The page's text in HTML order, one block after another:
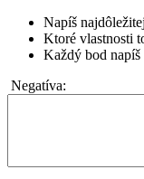
Napíš
Ktoré vlastnosti
Každý bod
Negatíva: